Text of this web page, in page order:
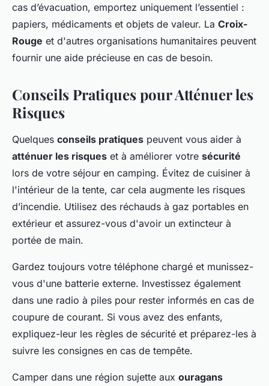
cas d’évacuation, emportez uniquement l’essentiel :
papiers, médicaments et objets de valeur. La Croix-
Rouge et d'autres organisations humanitaires peuvent
fournir une aide précieuse en cas de besoin.
Conseils Pratiques pour Atténuer les
Risques
Quelques conseils pratiques peuvent vous aider à
atténuer les risques et à améliorer votre sécurité
lors de votre séjour en camping. Évitez de cuisiner à
l'intérieur de la tente, car cela augmente les risques
d’incendie. Utilisez des réchauds à gaz portables en
extérieur et assurez-vous d'avoir un extincteur à
portée de main.
Gardez toujours votre téléphone chargé et munissez-
vous d'une batterie externe. Investissez également
dans une radio à piles pour rester informés en cas de
coupure de courant. Si vous avez des enfants,
expliquez-leur les règles de sécurité et préparez-les à
suivre les consignes en cas de tempête.
Camper dans une région sujette aux ouragans